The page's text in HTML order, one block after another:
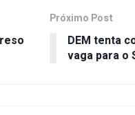
Próximo Post
DEM tenta
vaga para o